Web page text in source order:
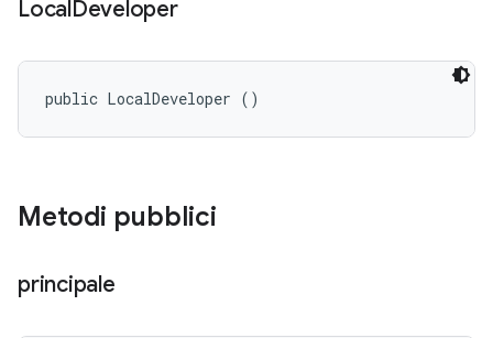
LocalDeveloper
public LocalDeveloper ()
Metodi pubblici
principale